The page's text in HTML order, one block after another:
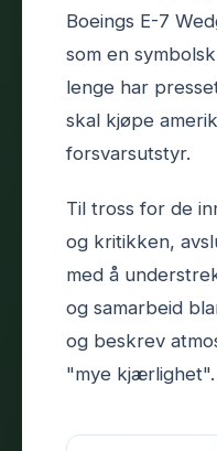
Boeings E-7
som en
lenge har
skal kjøpe
forsvarsutstyr.
Til tross for de
og kritikken,
med å
og samarbeid
og beskrev
"mye kjærlighet".